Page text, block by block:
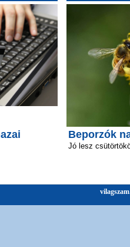
Beporzók
Jó lesz